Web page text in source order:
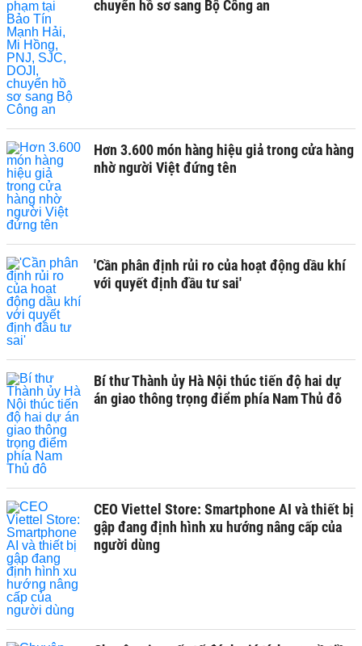
chuyển hồ sơ sang Bộ Công an
Hơn 3.600 món hàng hiệu giả trong cửa hàng
nhờ người Việt đứng tên
'Cần phân định rủi ro của hoạt động dầu khí
với quyết định đầu tư sai'
Bí thư Thành ủy Hà Nội thúc tiến độ hai dự
án giao thông trọng điểm phía Nam Thủ đô
CEO Viettel Store: Smartphone AI và thiết bị
gập đang định hình xu hướng nâng cấp của
người dùng